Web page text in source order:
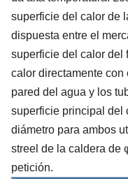
superficie del calor de
dispuesta entre el
superficie del calor del
calor directamente con
pared del agua y los
superficie principal del
diámetro para ambos
streel de la caldera de
petición.